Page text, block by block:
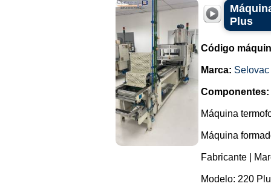
Plus
Código
Marca: Selovac
Componentes:
Máquina
Máquina
Fabricante |
Modelo: 220